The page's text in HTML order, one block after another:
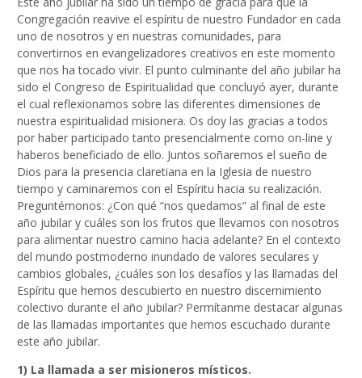
Congregación reavive el espíritu de nuestro Fundador en cada
uno de nosotros y en nuestras comunidades, para
convertirnos en evangelizadores creativos en este momento
que nos ha tocado vivir. El punto culminante del año jubilar ha
sido el Congreso de Espiritualidad que concluyó ayer, durante
el cual reflexionamos sobre las diferentes dimensiones de
nuestra espiritualidad misionera. Os doy las gracias a todos
por haber participado tanto presencialmente como on-line y
haberos beneficiado de ello. Juntos soñaremos el sueño de
Dios para la presencia claretiana en la Iglesia de nuestro
tiempo y caminaremos con el Espíritu hacia su realización.
Preguntémonos: ¿Con qué “nos quedamos” al final de este
año jubilar y cuáles son los frutos que llevamos con nosotros
para alimentar nuestro camino hacia adelante? En el contexto
del mundo postmoderno inundado de valores seculares y
cambios globales, ¿cuáles son los desafíos y las llamadas del
Espíritu que hemos descubierto en nuestro discernimiento
colectivo durante el año jubilar? Permítanme destacar algunas
de las llamadas importantes que hemos escuchado durante
este año jubilar.
1) La llamada a ser misioneros místicos.